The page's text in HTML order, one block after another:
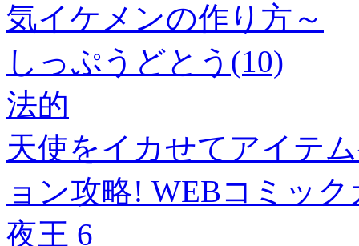
気イケメンの作り方～
しっぷうどとう(10)
法的
天使をイカせてアイテ
ョン攻略! WEBコミッ
夜王 6